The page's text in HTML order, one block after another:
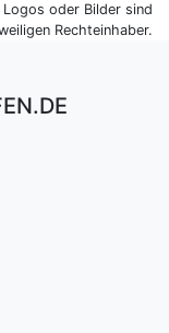
oder Bilder sind
Rechteinhaber.